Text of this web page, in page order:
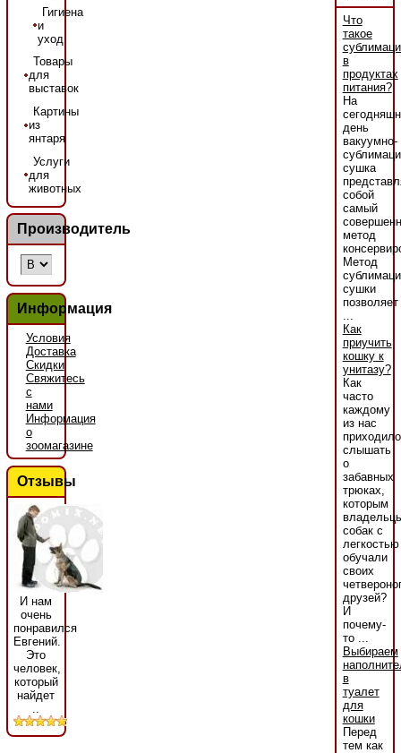
Гигиена
и
уход
Товары
для
выставок
Картины
из
янтаря
Услуги
для
животных
Производитель
Информация
Условия
Доставка
Скидки
Свяжитесь
с
нами
Информация
о
зоомагазине
Отзывы
И нам
очень
понравился
Евгений.
Это
человек,
который
найдет
..
Что
такое
в
продуктах
питания?
На
день
вакуумно-
сушка
собой
самый
метод
Метод
сушки
позволяет
...
Как
приучить
кошку к
унитазу?
Как
часто
каждому
из нас
слышать
о
забавных
трюках,
которым
собак с
легкостью
обучали
своих
друзей?
И
почему-
то ...
Выбираем
в
туалет
для
кошки
Перед
тем как